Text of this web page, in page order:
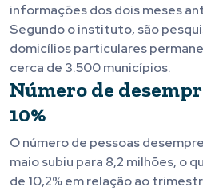
informações dos dois meses
Segundo o instituto, são
domicílios particulares
cerca de 3.500 municípios.
Número de
10%
O número de pessoas
maio subiu para 8,2 milhões, o
de 10,2% em relação ao